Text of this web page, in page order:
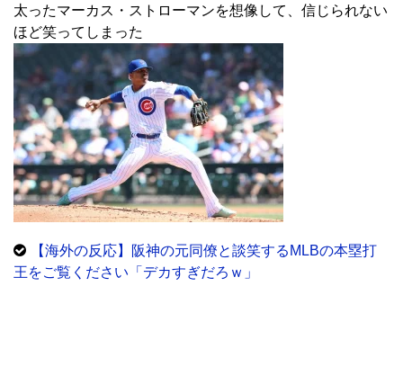
太ったマーカス・ストローマンを想像して、信じられない
ほど笑ってしまった
【海外の反応】阪神の元同僚と談笑するMLBの本塁打
王をご覧ください「デカすぎだろｗ」